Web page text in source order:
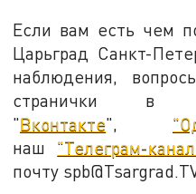
Если вам есть чем
Царьград Санкт-
наблюдения,
странички в
"Вконтакте",
наш "Телеграм-
почту